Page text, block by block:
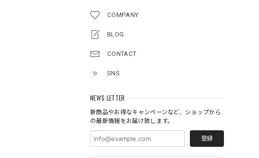
COMPANY
BLOG
CONTACT
SNS
NEWS LETTER
新商品やお得なキャンペーンなど、ショップから
の最新情報をお届け致します。
登録